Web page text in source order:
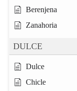
Berenjena
Zanahoria
DULCE
Dulce
Chicle